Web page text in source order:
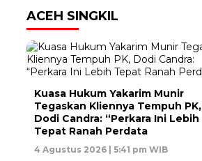
ACEH SINGKIL
Kuasa Hukum Yakarim Munir
Tegaskan Kliennya Tempuh PK,
Dodi Candra: “Perkara Ini Lebih
Tepat Ranah Perdata
4 Agustus 2026 | 5:41 pm WIB